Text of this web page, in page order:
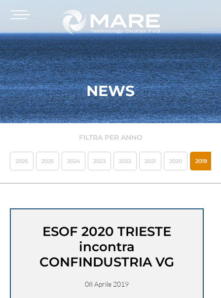
NEWS
FILTRA PER ANNO
2026 2025 2024 2023 2022 2021 2020 2019
ESOF 2020 TRIESTE
incontra
CONFINDUSTRIA VG
08 Aprile 2019